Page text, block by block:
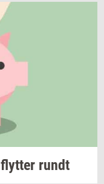
flyt­ter rundt